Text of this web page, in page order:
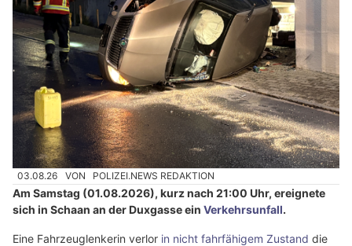
03.08.26 VON POLIZEI.NEWS REDAKTION
Am Samstag (01.08.2026), kurz nach 21:00 Uhr, ereignete
sich in Schaan an der Duxgasse ein Verkehrsunfall.
Eine Fahrzeuglenkerin verlor in nicht fahrfähigem Zustand die